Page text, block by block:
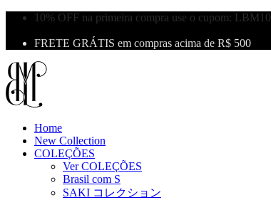
10% OFF na primeira compra use o cupom: LBM10
FRETE GRÁTIS em compras acima de R$ 500
Home
New Collection
COLEÇÕES
Ver COLEÇÕES
Brasil com S
SAKI コレクション